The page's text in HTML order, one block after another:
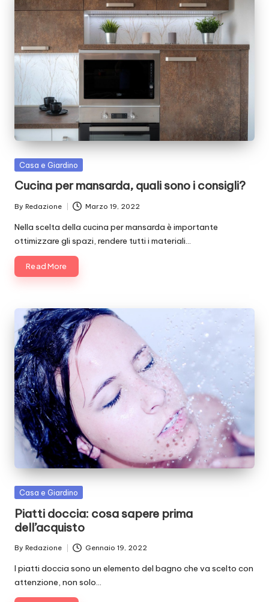
Posted
Casa e Giardino
Cucina per mansarda, quali sono i consigli?
Posted
by
By Redazione Marzo 19, 2022
Nella scelta della cucina per mansarda è importante
ottimizzare gli spazi, rendere tutti i materiali…
Read More
Posted
Casa e Giardino
Piatti doccia: cosa sapere prima
dell’acquisto
Posted
by
By Redazione Gennaio 19, 2022
I piatti doccia sono un elemento del bagno che va scelto con
attenzione, non solo…